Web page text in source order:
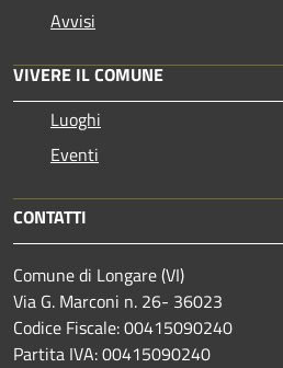
Avvisi
VIVERE IL COMUNE
Luoghi
Eventi
CONTATTI
Comune di Longare (VI)
Via G. Marconi n. 26- 36023
Codice Fiscale: 00415090240
Partita IVA: 00415090240